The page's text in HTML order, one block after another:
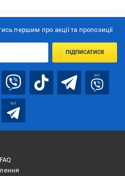
першим про акції та пропозиції
ПІДПИСАТИСЯ
bot
bot